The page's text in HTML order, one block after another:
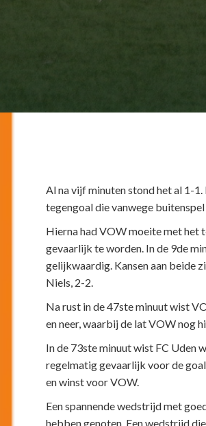
Al na vijf minuten stond het al 1-
tegengoal die vanwege
Hierna had VOW moeite met het
gevaarlijk te worden. In de 9de
gelijkwaardig. Kansen aan beide
Niels, 2-2.
Na rust in de 47ste minuut wist
en neer, waarbij de lat VOW nog
In de 73ste minuut wist FC Uden
regelmatig gevaarlijk voor de
en winst voor VOW.
Een spannende wedstrijd met
hebben genoten. Een wedstrijd